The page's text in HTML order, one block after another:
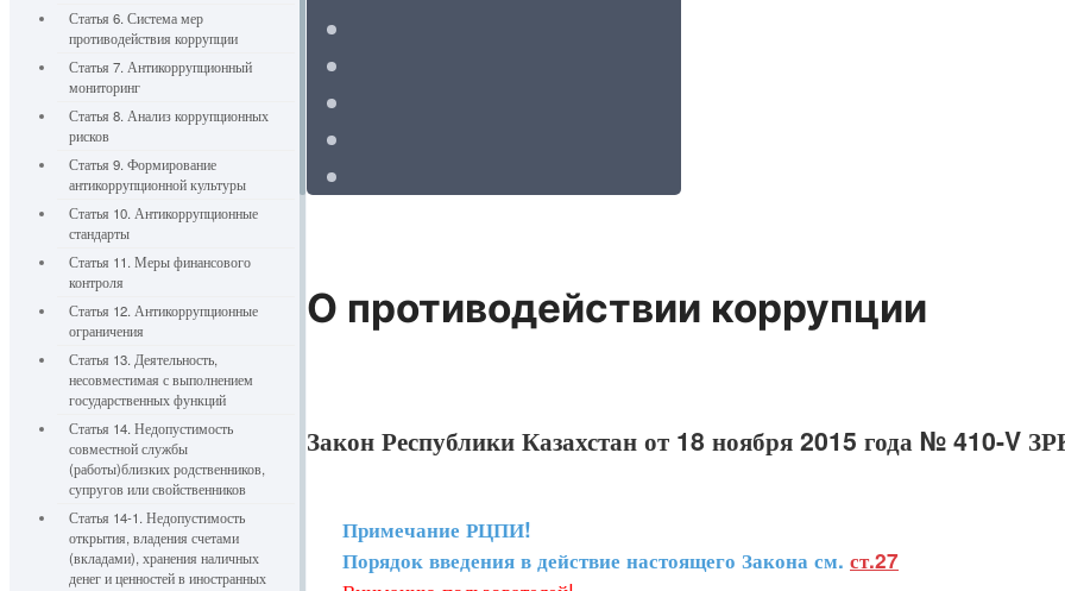
Статья 6. Система мер
противодействия коррупции
Статья 7. Антикоррупционный
мониторинг
Статья 8. Анализ коррупционных
рисков
Статья 9. Формирование
антикоррупционной культуры
Статья 10. Антикоррупционные
стандарты
Статья 11. Меры финансового
контроля
Статья 12. Антикоррупционные
ограничения
Статья 13. Деятельность,
несовместимая с выполнением
государственных функций
Статья 14. Недопустимость
совместной службы
(работы)близких родственников,
супругов или свойственников
Статья 14-1. Недопустимость
открытия, владения счетами
(вкладами), хранения наличных
денег и ценностей в иностранных
О противодействии коррупции
Закон Республики Казахстан от 18 ноября 2015 года № 410-V
Примечание РЦПИ!
Порядок введения в действие настоящего Закона см. ст.27